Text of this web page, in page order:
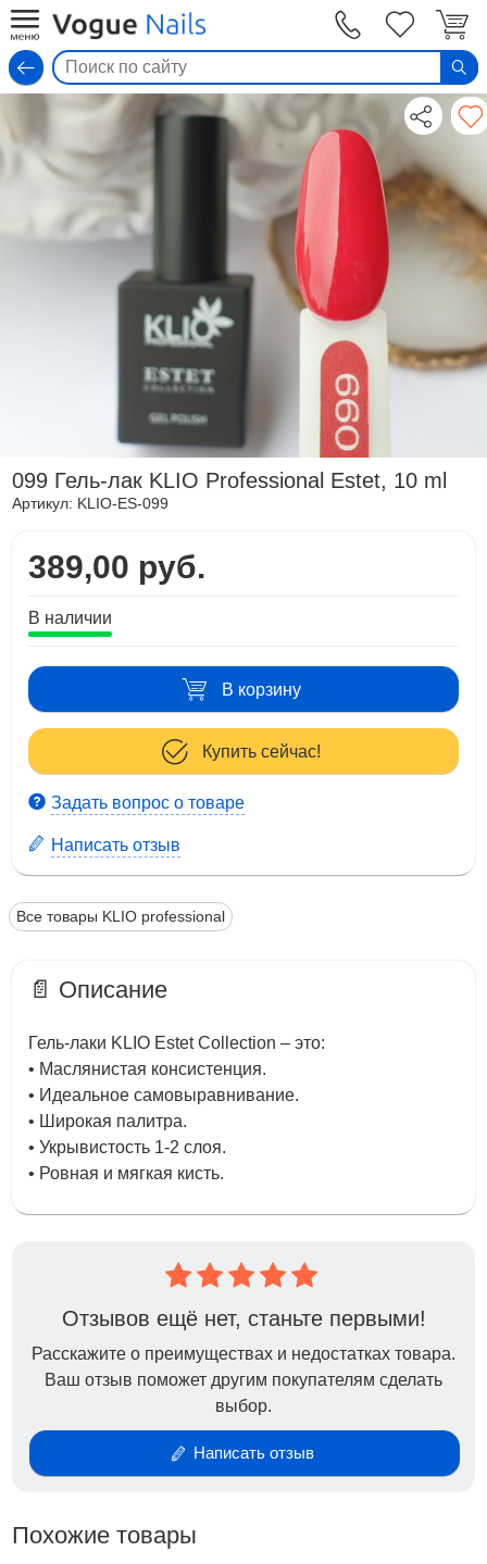
099 Гель-лак KLIO Professional Estet, 10 ml
Артикул: KLIO-ES-099
389,00 руб.
В наличии
В корзину
Купить сейчас!
Задать вопрос о товаре
Написать отзыв
Все товары KLIO professional
📄 Описание
Гель-лаки KLIO Estet Collection – это:
• Маслянистая консистенция.
• Идеальное самовыравнивание.
• Широкая палитра.
• Укрывистость 1-2 слоя.
• Ровная и мягкая кисть.
Отзывов ещё нет, станьте первыми!
Расскажите о преимуществах и недостатках товара.
Ваш отзыв поможет другим покупателям сделать
выбор.
Написать отзыв
Похожие товары